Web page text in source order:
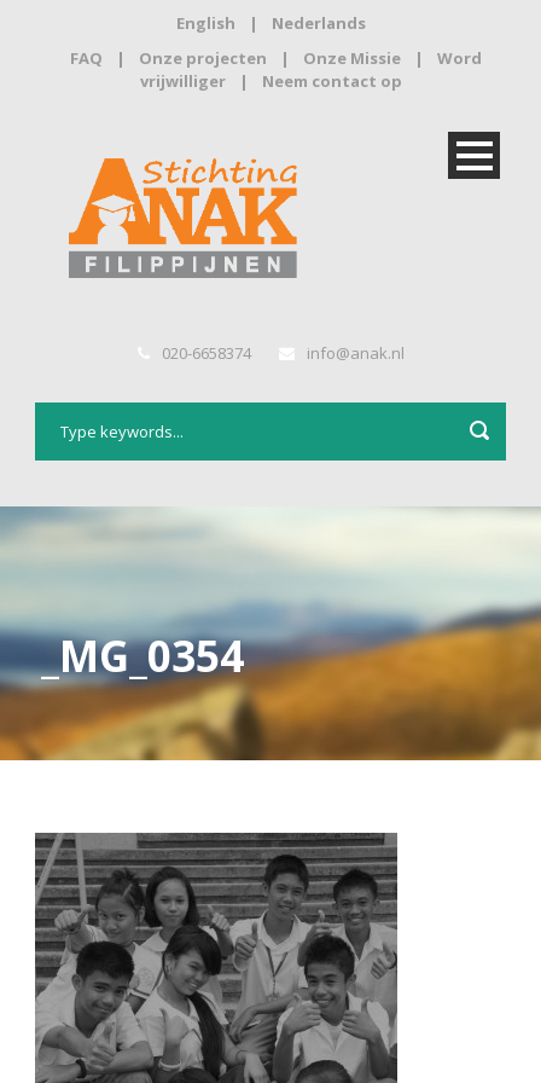
English |
Nederlands
FAQ
| Onze projecten | Onze Missie |
Word
vrijwilliger
| Neem contact op
020-6658374 info@anak.nl
_MG_0354